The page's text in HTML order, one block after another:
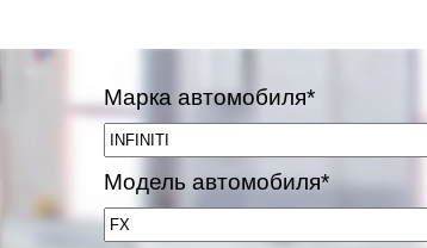
Марка автомобиля*
Модель автомобиля*